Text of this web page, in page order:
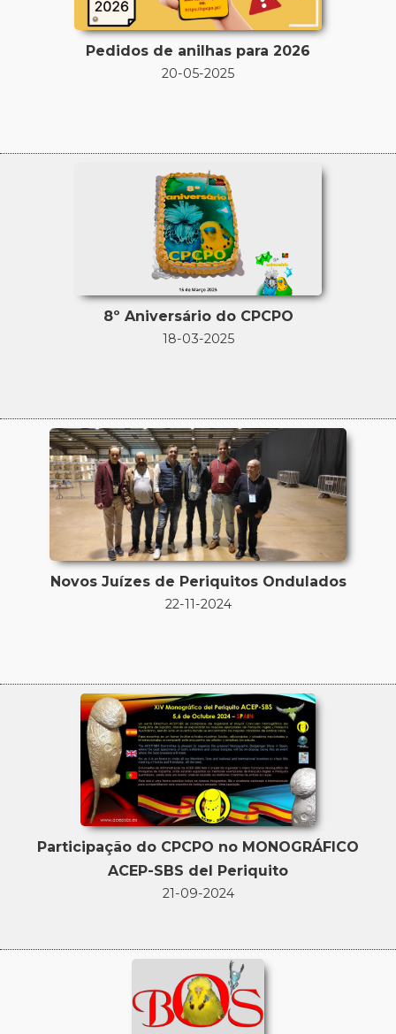
Pedidos de anilhas para 2026
20-05-2025
8º Aniversário do CPCPO
18-03-2025
Novos Juízes de Periquitos Ondulados
22-11-2024
Participação do CPCPO no MONOGRÁFICO
ACEP-SBS del Periquito
21-09-2024